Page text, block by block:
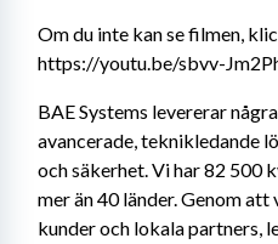
Om du inte kan se filmen,
https://youtu.be/sbvv-
BAE Systems levererar
avancerade, teknikledande
och säkerhet. Vi har 82 500
mer än 40 länder. Genom
kunder och lokala partners,